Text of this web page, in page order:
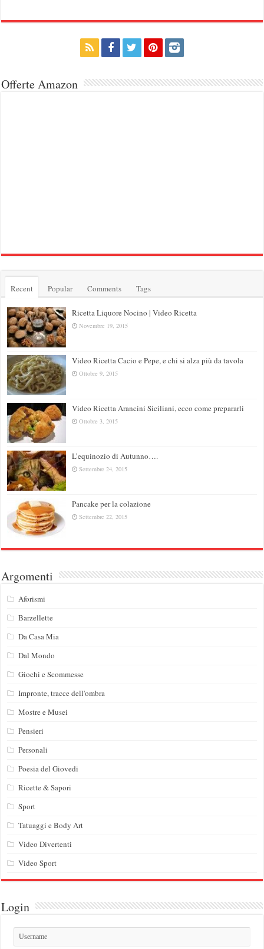
Offerte Amazon
Recent Popular Comments Tags
Ricetta Liquore Nocino | Video Ricetta
Novembre 19, 2015
Video Ricetta Cacio e Pepe, e chi si alza più da tavola
Ottobre 9, 2015
Video Ricetta Arancini Siciliani, ecco come prepararli
Ottobre 3, 2015
L’equinozio di Autunno….
Settembre 24, 2015
Pancake per la colazione
Settembre 22, 2015
Argomenti
Aforismi
Barzellette
Da Casa Mia
Dal Mondo
Giochi e Scommesse
Impronte, tracce dell'ombra
Mostre e Musei
Pensieri
Personali
Poesia del Giovedi
Ricette & Sapori
Sport
Tatuaggi e Body Art
Video Divertenti
Video Sport
Login